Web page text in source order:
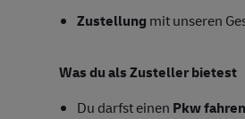
Zustellung mit unseren
Was du als Zusteller bietest
Du darfst einen Pkw fahren